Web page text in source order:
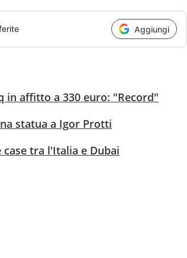
Aggiungi
in affitto a 330 euro: "Record"
statua a Igor Protti
tra l'Italia e Dubai